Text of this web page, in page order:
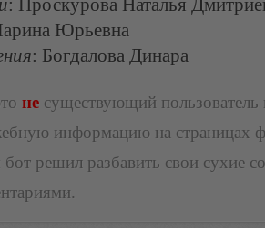
: Проскурова Наталья
Юрьевна
: Богдалова Динара
не существующий пользователь
информацию на страницах
бот решил разбавить свои сухие